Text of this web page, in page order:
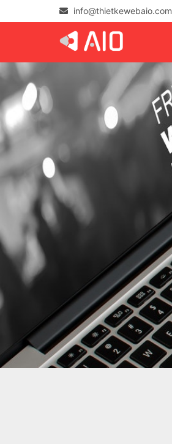
info@thietkewebaio.com